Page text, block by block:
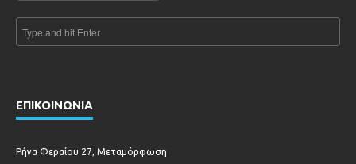
ΕΠΙΚΟΙΝΩΝΙΑ
Ρήγα Φεραίου 27, Μεταμόρφωση